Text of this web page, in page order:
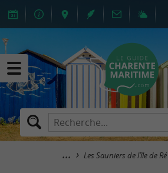
Les Sauniers de l’île de